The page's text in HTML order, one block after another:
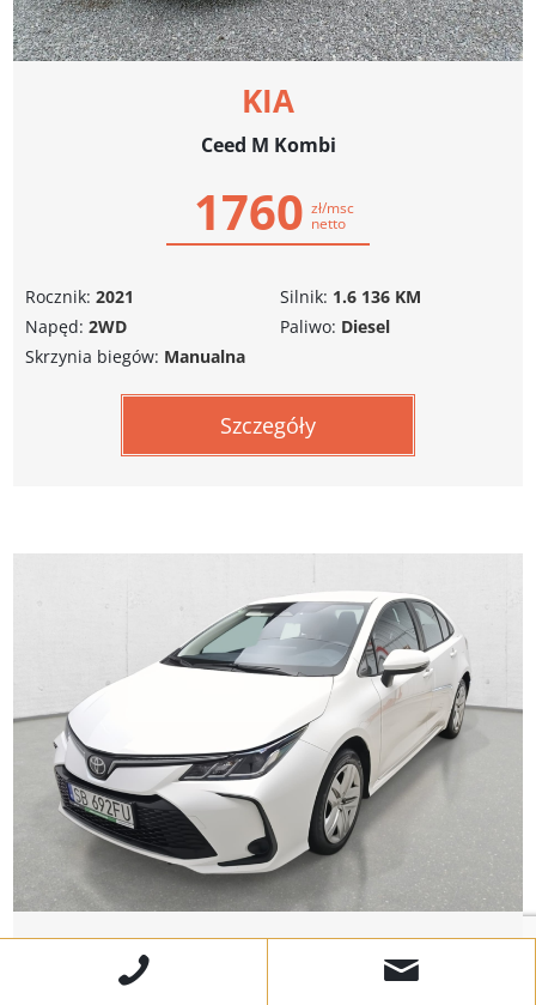
KIA
Ceed M Kombi
1760 zł/msc
netto
Rocznik: 2021
Napęd: 2WD
Silnik: 1.6 136 KM
Paliwo: Diesel
Skrzynia biegów: Manualna
Szczegóły
TOYOTA